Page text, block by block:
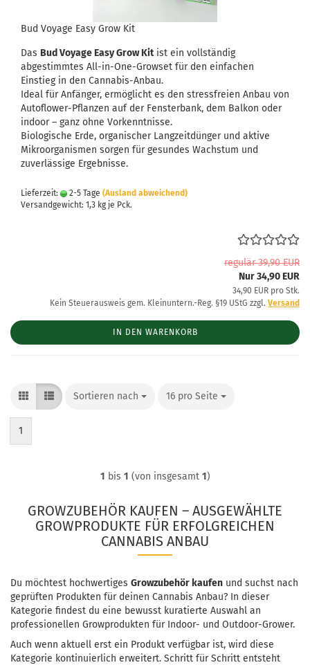
Bud Voyage Easy Grow Kit
Das Bud Voyage Easy Grow Kitist ein vollständig
abgestimmtes All-in-One-Growset für den einfachen
Einstieg in den Cannabis-Anbau.
Ideal für Anfänger, ermöglicht es den stressfreien Anbau von
Autoflower-Pflanzen auf der Fensterbank, dem Balkon oder
indoor – ganz ohne Vorkenntnisse.
Biologische Erde, organischer Langzeitdünger und aktive
Mikroorganismen sorgen für gesundes Wachstum und
zuverlässige Ergebnisse.
Lieferzeit: 2-5 Tage (Ausland abweichend)
Versandgewicht: 1,3 kg je Pck.
regulär 39,90 EUR
Nur 34,90 EUR
34,90 EUR pro Stk.
Kein Steuerausweis gem. Kleinuntern.-Reg. §19 UStG zzgl. Versand
IN DEN WARENKORB
Sortieren nach
Sortieren nach 16 pro Seite
pro Seite
1
1 bis 1 (von insgesamt 1)
GROWZUBEHÖR KAUFEN – AUSGEWÄHLTE
GROWPRODUKTE FÜR ERFOLGREICHEN
CANNABIS ANBAU
Du möchtest hochwertiges Growzubehör kaufen und suchst nach
geprüften Produkten für deinen Cannabis Anbau? In dieser
Kategorie findest du eine bewusst kuratierte Auswahl an
professionellen Growprodukten für Indoor- und Outdoor-Grower.
Auch wenn aktuell erst ein Produkt verfügbar ist, wird diese
Kategorie kontinuierlich erweitert. Schritt für Schritt entsteht